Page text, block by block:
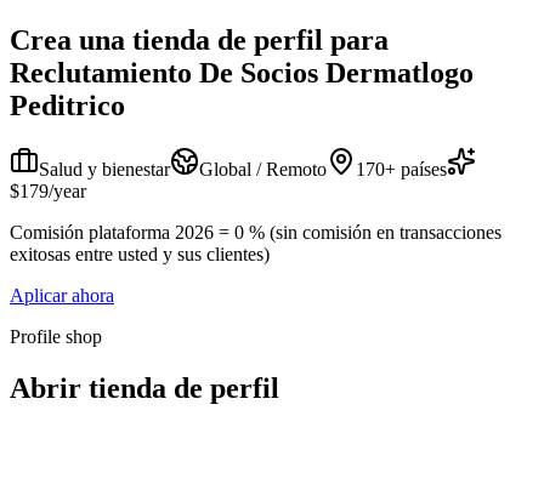
Crea una tienda de perfil para
Reclutamiento De Socios Dermatlogo
Peditrico
Salud y bienestar Global / Remoto
170+ países
$179/year
Comisión plataforma 2026 = 0 % (sin comisión en transacciones
exitosas entre usted y sus clientes)
Aplicar ahora
Profile shop
Abrir tienda de perfil